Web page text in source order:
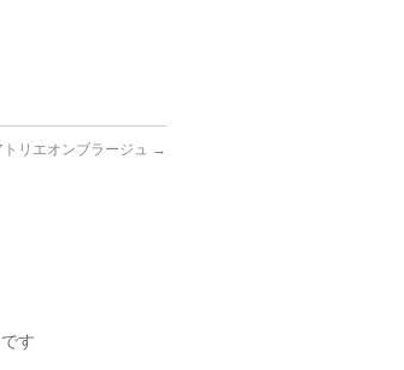
リエオンブラージュ →
す